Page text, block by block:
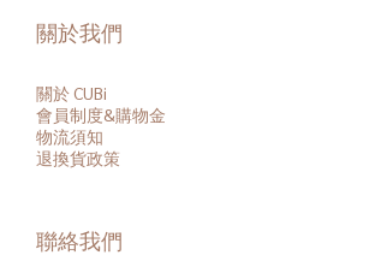
關於我們
關於 CUBi
會員制度&購物金
物流須知
退換貨政策
聯絡我們